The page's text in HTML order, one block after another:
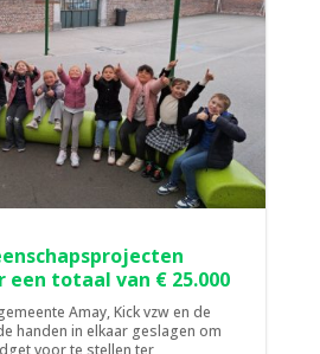
een totaal van € 25.000
Amay, Kick vzw en de
handen in elkaar geslagen om